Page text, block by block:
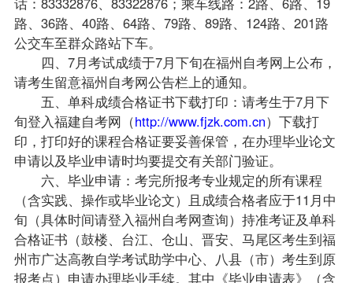
路、36路、40路、64路、79路、89路、124路、201路
公交车至群众路站下车。
四、7月考试成绩于7月下旬在福州自考网上公布，
请考生留意福州自考网公告栏上的通知。
五、单科成绩合格证书下载打印：请考生于7月下
旬登入福建自考网（http://www.fjzk.com.cn）下载打
印，打印好的课程合格证要妥善保管，在办理毕业论文
申请以及毕业申请时均要提交有关部门验证。
六、毕业申请：考完所报考专业规定的所有课程
（含实践、操作或毕业论文）且成绩合格者应于11月中
旬（具体时间请登入福州自考网查询）持准考证及单科
合格证书（鼓楼、台江、仓山、晋安、马尾区考生到福
州市广达高教自学考试助学中心、八县（市）考生到原
报考点）申请办理毕业手续。其中《毕业申请表》（含